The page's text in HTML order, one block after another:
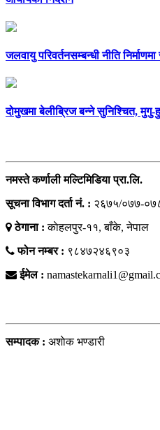
जलवायु परिवर्तनसम्बन्धी नीति
दोमुखमा बेलीब्रिज बन्ने सुनिश्चित, मुगु-
नमस्ते कर्णाली मल्टिमिडिया प्रा.लि.
सूचना विभाग दर्ता नं. : २६७५/०७७-
ठेगाना :काेहलपुर-११, बाँके, नेपाल
फोन नम्बर : ९८४७२४६९०३
ईमेल :
सम्पादक : अशाेक भण्डारी